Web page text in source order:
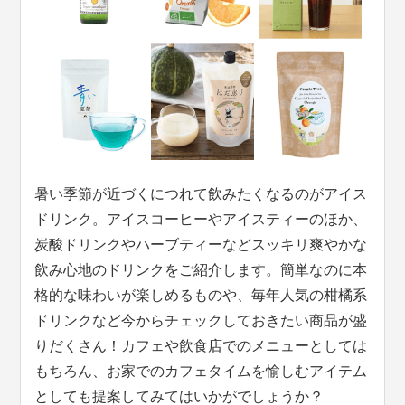
暑い季節が近づくにつれて飲みたくなるのがアイス
ドリンク。アイスコーヒーやアイスティーのほか、
炭酸ドリンクやハーブティーなどスッキリ爽やかな
飲み心地のドリンクをご紹介します。簡単なのに本
格的な味わいが楽しめるものや、毎年人気の柑橘系
ドリンクなど今からチェックしておきたい商品が盛
りだくさん！カフェや飲食店でのメニューとしては
もちろん、お家でのカフェタイムを愉しむアイテム
としても提案してみてはいかがでしょうか？